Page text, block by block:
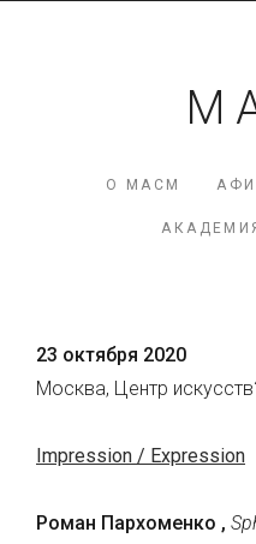
М
О МАСМ
23 октября 2020
Москва, Центр
Impression / Expression
Роман Пархоменко ,